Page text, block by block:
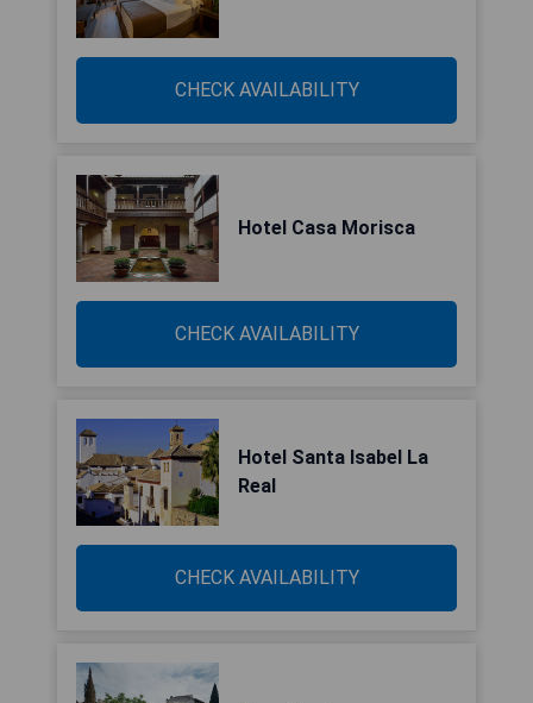
CHECK AVAILABILITY
Hotel Casa Morisca
CHECK AVAILABILITY
Hotel Santa Isabel La
Real
CHECK AVAILABILITY